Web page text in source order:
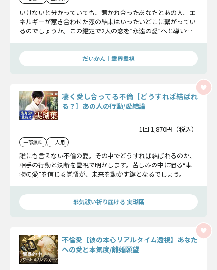
いけないと分かっていても、惹かれ合ったあなたとあの人。エ
ネルギーが惹き合わせた恋の結末はいったいどこに繋がってい
るのでしょうか。この鑑定で2人の恋を“永遠の愛”へと導いて
だいかん｜霊界霊視
凄く愛し合ってる不倫【どうすれば結ばれ
る？】あの人の行動/愛結論
1回 1,870円（税込）
一部無料 二人用
誰にも言えない不倫の愛。その中でどうすれば結ばれるのか、
相手の行動と決断を霊視で明かします。苦しみの中に宿る“本
物の愛”を信じる覚悟が、未来を動かす鍵となるでしょう。
邪気祓い祈り届ける 実瑚葉
不倫愛【彼の本心リアルタイム透視】あなた
への愛と本気度/離婚願望